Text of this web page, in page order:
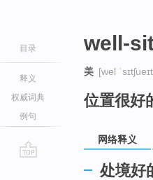
目录
释义
权威词典
例句
well-
美 [wel
位置很好
网络释义
处境好